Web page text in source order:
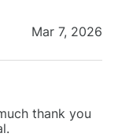
Mar 7, 2026
thank you